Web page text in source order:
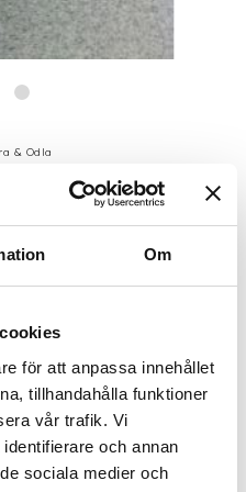
Om
för att anpassa innehållet
tillhandahålla funktioner
vår trafik. Vi
och annan
sociala medier och
& Odla
25 kr
i varukorgen